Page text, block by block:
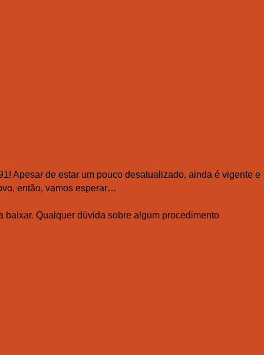
Apesar de estar um pouco desatualizado, ainda é vigente e
então, vamos esperar…
baixar. Qualquer dúvida sobre algum procedimento